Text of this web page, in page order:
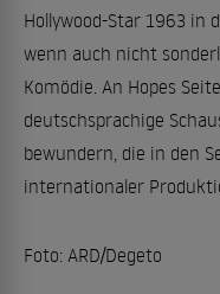
Hollywood-Star 1963 in
wenn auch nicht
Komödie. An Hopes
deutschsprachige
bewundern, die in den
internationaler
Foto: ARD/Degeto